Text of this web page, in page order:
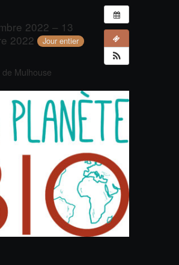
2022 – 13
2022
Jour entier
Mulhouse